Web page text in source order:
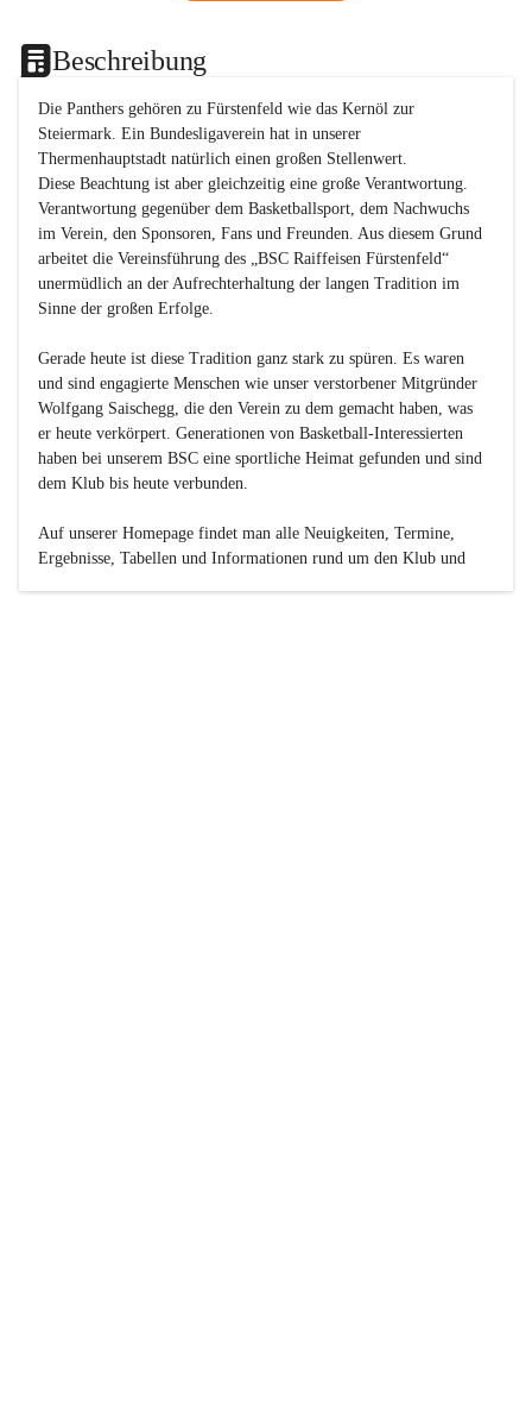
Beschreibung
Die Panthers gehören zu Fürstenfeld wie das Kernöl zur
Steiermark. Ein Bundesligaverein hat in unserer
Thermenhauptstadt natürlich einen großen Stellenwert.
Diese Beachtung ist aber gleichzeitig eine große Verantwortung.
Verantwortung gegenüber dem Basketballsport, dem Nachwuchs
im Verein, den Sponsoren, Fans und Freunden. Aus diesem Grund
arbeitet die Vereinsführung des „BSC Raiffeisen Fürstenfeld“
unermüdlich an der Aufrechterhaltung der langen Tradition im
Sinne der großen Erfolge.
Gerade heute ist diese Tradition ganz stark zu spüren. Es waren
und sind engagierte Menschen wie unser verstorbener Mitgründer
Wolfgang Saischegg, die den Verein zu dem gemacht haben, was
er heute verkörpert. Generationen von Basketball-Interessierten
haben bei unserem BSC eine sportliche Heimat gefunden und sind
dem Klub bis heute verbunden.
Auf unserer Homepage findet man alle Neuigkeiten, Termine,
Ergebnisse, Tabellen und Informationen rund um den Klub und